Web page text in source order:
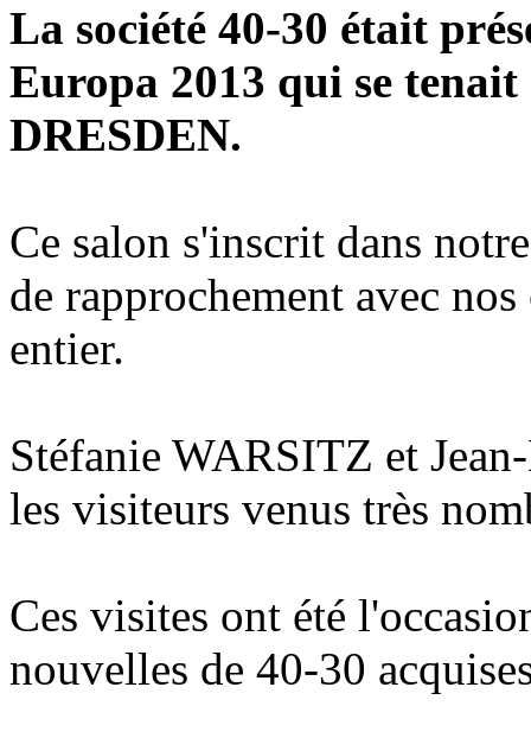
La société 40-30 était
Europa 2013 qui se
DRESDEN.
Ce salon s'inscrit dans
de rapprochement avec
entier.
Stéfanie WARSITZ et
les visiteurs venus très
Ces visites ont été
nouvelles de 40-30